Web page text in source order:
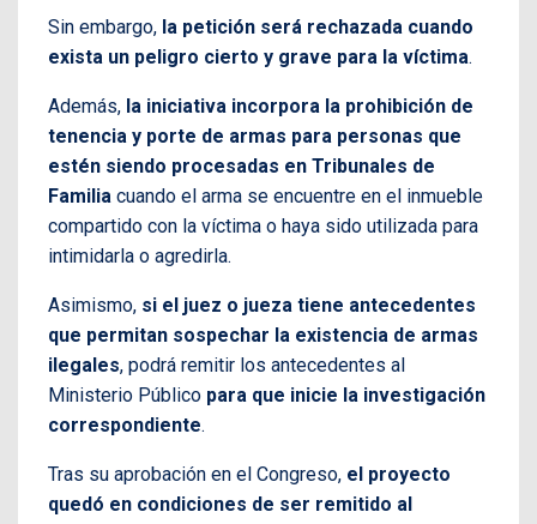
Sin embargo, la petición será rechazada cuando
exista un peligro cierto y grave para la víctima.
Además, la iniciativa incorpora la prohibición de
tenencia y porte de armas para personas que
estén siendo procesadas en Tribunales de
Familia cuando el arma se encuentre en el inmueble
compartido con la víctima o haya sido utilizada para
intimidarla o agredirla.
Asimismo, si el juez o jueza tiene antecedentes
que permitan sospechar la existencia de armas
ilegales, podrá remitir los antecedentes al
Ministerio Público para que inicie la investigación
correspondiente.
Tras su aprobación en el Congreso, el proyecto
quedó en condiciones de ser remitido al